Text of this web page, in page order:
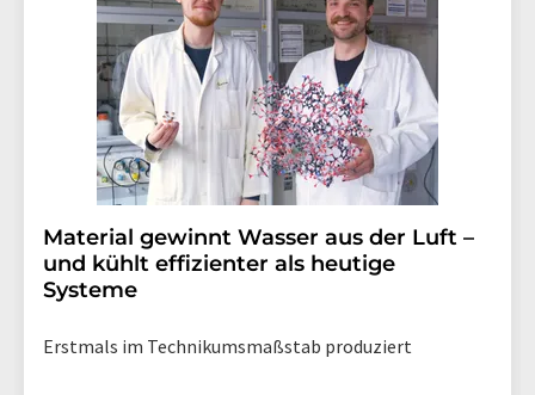
Material gewinnt Wasser aus der Luft –
und kühlt effizienter als heutige
Systeme
Erstmals im Technikumsmaßstab produziert